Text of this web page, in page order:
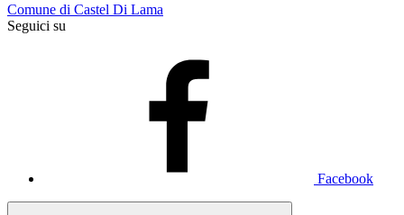
Comune di Castel Di Lama
Seguici su
Facebook